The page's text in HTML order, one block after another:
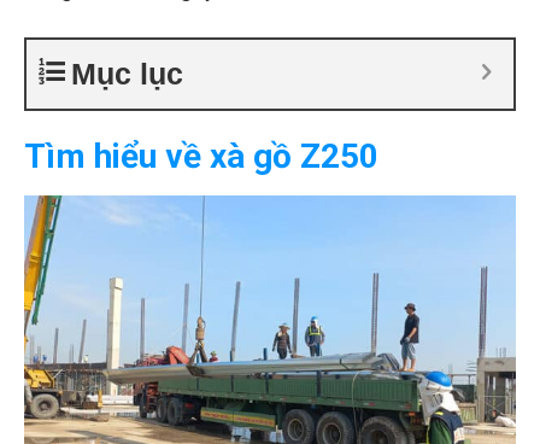
Mục lục
Tìm hiểu về xà gồ Z250